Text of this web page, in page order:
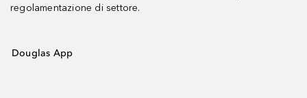
regolamentazione di settore.
Douglas App